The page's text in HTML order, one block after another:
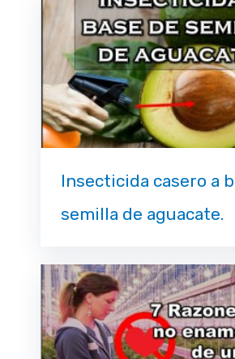
Insecticida casero a
semilla de aguacate.